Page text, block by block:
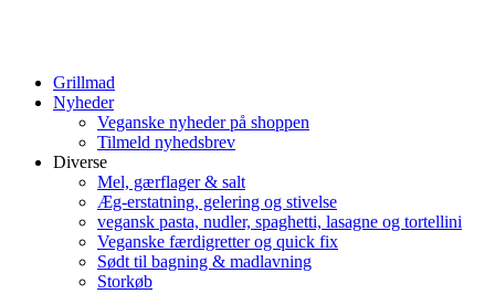
Grillmad
Nyheder
Veganske nyheder på shoppen
Tilmeld nyhedsbrev
Diverse
Mel, gærflager & salt
Æg-erstatning, gelering og stivelse
vegansk pasta, nudler, spaghetti, lasagne og tortellini
Veganske færdigretter og quick fix
Sødt til bagning & madlavning
Storkøb